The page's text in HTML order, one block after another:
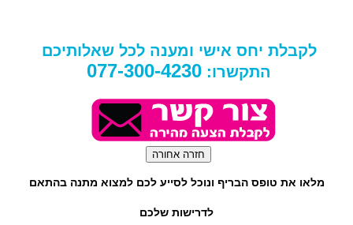
לקבלת יחס אישי ומענה לכל שאלותיכם
התקשרו: 077-300-4230
מלאו את טופס הבריף ונוכל לסייע לכם למצוא מתנה בהתאם
לדרישות שלכם